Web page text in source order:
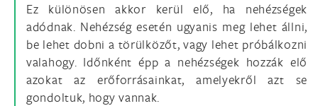
Ez különösen akkor kerül elő, ha nehézségek
adódnak. Nehézség esetén ugyanis meg lehet állni,
be lehet dobni a törülközőt, vagy lehet próbálkozni
valahogy. Időnként épp a nehézségek hozzák elő
azokat az erőforrásainkat, amelyekről azt se
gondoltuk, hogy vannak.